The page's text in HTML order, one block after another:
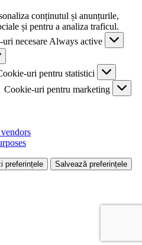
conținutul și anunțurile,
și pentru a analiza traficul.
necesare Always active
uri pentru statistici
Cookie-uri pentru marketing
preferințele Salvează preferințele